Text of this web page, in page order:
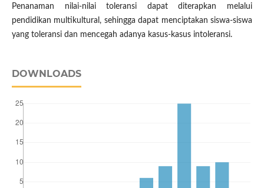
Penanaman nilai-nilai toleransi dapat diterapkan melalui
pendidikan multikultural, sehingga dapat menciptakan siswa-siswa
yang toleransi dan mencegah adanya kasus-kasus intoleransi.
DOWNLOADS